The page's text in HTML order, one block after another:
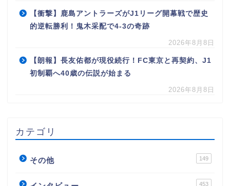
【衝撃】鹿島アントラーズがJ1リーグ開幕戦で歴史
的逆転勝利！鬼木采配で4-3の奇跡
2026年8月8日
【朗報】長友佑都が現役続行！FC東京と再契約、J1
初制覇へ40歳の伝説が始まる
2026年8月8日
カテゴリ
その他 149
453